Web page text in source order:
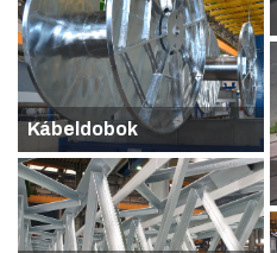
Kábeldobok